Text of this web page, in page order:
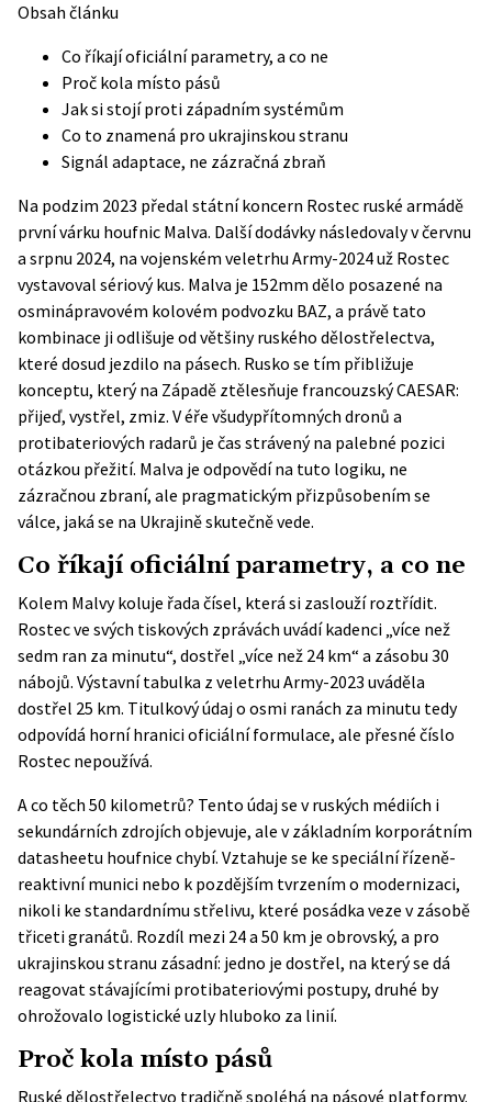
Obsah článku
Co říkají oficiální parametry, a co ne
Proč kola místo pásů
Jak si stojí proti západním systémům
Co to znamená pro ukrajinskou stranu
Signál adaptace, ne zázračná zbraň
Na podzim 2023 předal státní koncern Rostec ruské armádě
první várku houfnic Malva. Další dodávky následovaly v červnu
a srpnu 2024, na vojenském veletrhu Army-2024 už Rostec
vystavoval sériový kus. Malva je 152mm dělo posazené na
osminápravovém kolovém podvozku BAZ, a právě tato
kombinace ji odlišuje od většiny ruského dělostřelectva,
které dosud jezdilo na pásech. Rusko se tím přibližuje
konceptu, který na Západě ztělesňuje francouzský CAESAR:
přijeď, vystřel, zmiz. V éře všudypřítomných dronů a
protibateriových radarů je čas strávený na palebné pozici
otázkou přežití. Malva je odpovědí na tuto logiku, ne
zázračnou zbraní, ale pragmatickým přizpůsobením se
válce, jaká se na Ukrajině skutečně vede.
Co říkají oficiální parametry, a co ne
Kolem Malvy koluje řada čísel, která si zaslouží roztřídit.
Rostec ve svých tiskových zprávách uvádí kadenci „více než
sedm ran za minutu“, dostřel „více než 24 km“ a zásobu 30
nábojů. Výstavní tabulka z veletrhu Army-2023 uváděla
dostřel 25 km. Titulkový údaj o osmi ranách za minutu tedy
odpovídá horní hranici oficiální formulace, ale přesné číslo
Rostec nepoužívá.
A co těch 50 kilometrů? Tento údaj se v ruských médiích i
sekundárních zdrojích objevuje, ale v základním korporátním
datasheetu houfnice chybí. Vztahuje se ke speciální řízeně-
reaktivní munici nebo k pozdějším tvrzením o modernizaci,
nikoli ke standardnímu střelivu, které posádka veze v zásobě
třiceti granátů. Rozdíl mezi 24 a 50 km je obrovský, a pro
ukrajinskou stranu zásadní: jedno je dostřel, na který se dá
reagovat stávajícími protibateriovými postupy, druhé by
ohrožovalo logistické uzly hluboko za linií.
Proč kola místo pásů
Ruské dělostřelectvo tradičně spoléhá na pásové platformy.